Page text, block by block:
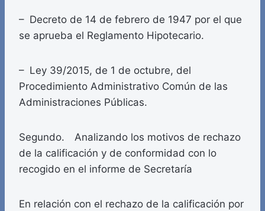
– Decreto de 14 de febrero de 1947 por el que
se aprueba el Reglamento Hipotecario.
– Ley 39/2015, de 1 de octubre, del
Procedimiento Administrativo Común de las
Administraciones Públicas.
Segundo. Analizando los motivos de rechazo
de la calificación y de conformidad con lo
recogido en el informe de Secretaría
En relación con el rechazo de la calificación por